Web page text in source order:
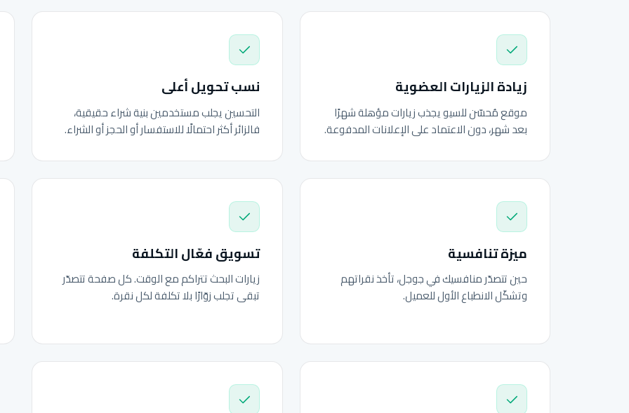
زيادة الزيارات العضوية
موقع مُحسّن للسيو يجذب زيارات مؤهلة شهرًا
بعد شهر، دون الاعتماد على الإعلانات المدفوعة.
نسب تحويل أعلى
التحسين يجلب مستخدمين بنية شراء حقيقية،
فالزائر أكثر احتمالًا للاستفسار أو الحجز أو الشراء.
ميزة تنافسية
حين تتصدّر منافسيك في جوجل، تأخذ نقراتهم
وتشكّل الانطباع الأول للعميل.
تسويق فعّال التكلفة
زيارات البحث تتراكم مع الوقت. كل صفحة تتصدّر
تبقى تجلب زوّارًا بلا تكلفة لكل نقرة.